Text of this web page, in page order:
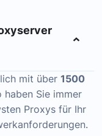
mit über1500
Sie immer
Proxys für Ihr